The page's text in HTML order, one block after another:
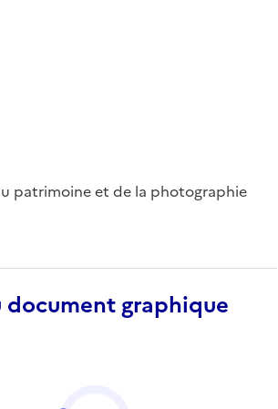
patrimoine et de la photographie
graphique